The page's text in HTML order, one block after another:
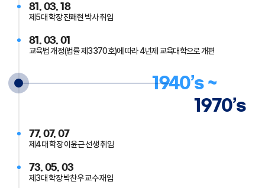
81. 03. 18
제5대 학장 진쾌현 박사 취임
81. 03. 01
교육법 개정(법률 제3370호)에 따라 4년제 교육대학으로 개편
1940’s ~
1970’s
77. 07. 07
제4대 학장 이윤근 선생 취임
73. 05. 03
제3대 학장 박찬우 교수 재임